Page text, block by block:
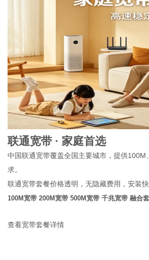
联通宽带 · 家庭首选
中国联通宽带覆盖全国主要城市，提供
求。
联通宽带套餐价格透明，无隐藏费用，安装
100M宽带 200M宽带 500M宽带 千兆宽带 融合
查看宽带套餐详情